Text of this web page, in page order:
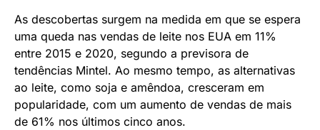
As descobertas surgem na medida em que se espera
uma queda nas vendas de leite nos EUA em 11%
entre 2015 e 2020, segundo a previsora de
tendências Mintel. Ao mesmo tempo, as alternativas
ao leite, como soja e amêndoa, cresceram em
popularidade, com um aumento de vendas de mais
de 61% nos últimos cinco anos.